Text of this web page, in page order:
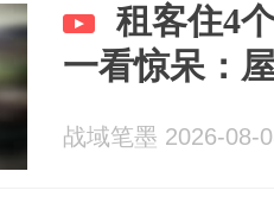
租客住4
一看惊呆：
战域笔墨 2026-08-